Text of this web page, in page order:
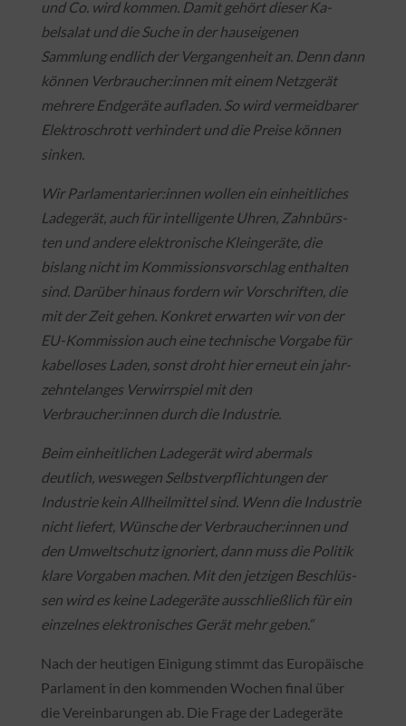
und Co. wird kommen. Damit gehört dieser Ka-
belsalat und die Suche in der hauseigenen
Sammlung endlich der Vergangenheit an. Denn dann
können Verbraucher:innen mit einem Netzgerät
mehrere Endgeräte aufladen. So wird vermeidbarer
Elektroschrott verhindert und die Preise können
sinken.
Wir Parlamentarier:innen wollen ein einheitliches
Ladegerät, auch für intelligente Uhren, Zahnbürs-
ten und andere elektronische Kleingeräte, die
bislang nicht im Kommissionsvorschlag enthalten
sind. Darüber hinaus fordern wir Vorschriften, die
mit der Zeit gehen. Konkret erwarten wir von der
EU-Kommission auch eine technische Vorgabe für
kabelloses Laden, sonst droht hier erneut ein jahr-
zehntelanges Verwirrspiel mit den
Verbraucher:innen durch die Industrie.
Beim einheitlichen Ladegerät wird abermals
deutlich, weswegen Selbstverpflichtungen der
Industrie kein Allheilmittel sind. Wenn die Industrie
nicht liefert, Wünsche der Verbraucher:innen und
den Umweltschutz ignoriert, dann muss die Politik
klare Vorgaben machen. Mit den jetzigen Beschlüs-
sen wird es keine Ladegeräte ausschließlich für ein
einzelnes elektronisches Gerät mehr geben.“
Nach der heutigen Einigung stimmt das Europäische
Parlament in den kommenden Wochen final über
die Vereinbarungen ab. Die Frage der Ladegeräte